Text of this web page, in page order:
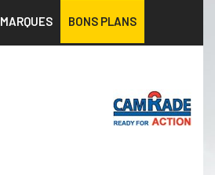
MARQUES BONS PLANS